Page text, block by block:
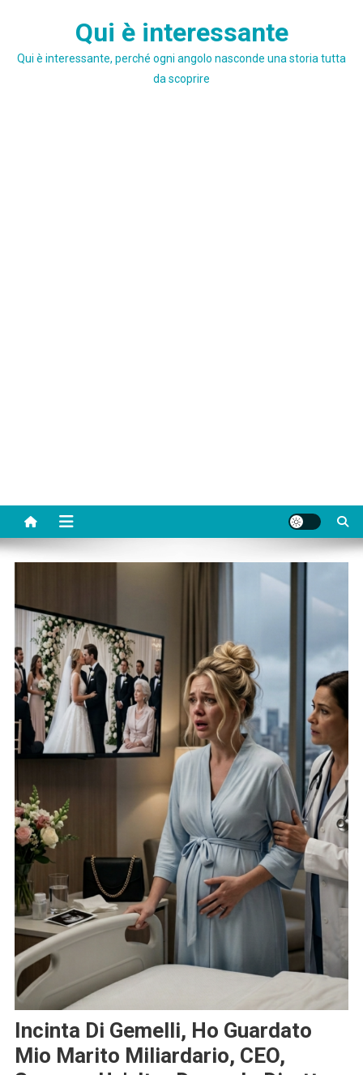
Qui è interessante
Qui è interessante, perché ogni angolo nasconde una storia tutta
da scoprire
Incinta Di Gemelli, Ho Guardato
Mio Marito Miliardario, CEO,